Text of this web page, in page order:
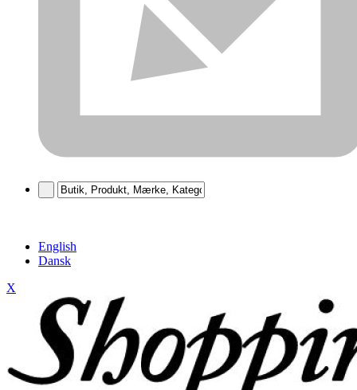
English
Dansk
X